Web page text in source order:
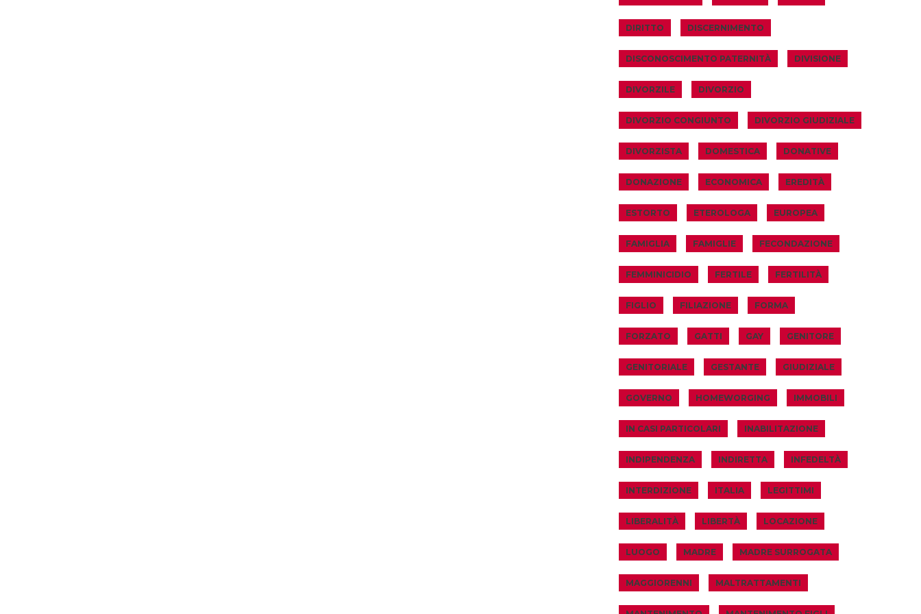
DIRITTO DISCERNIMENTO
DISCONOSCIMENTO PATERNITÀ DIVISIONE
DIVORZILE DIVORZIO
DIVORZIO CONGIUNTO DIVORZIO GIUDIZIALE
DIVORZISTA DOMESTICA DONATIVE
DONAZIONE ECONOMICA EREDITÀ
ESTORTO ETEROLOGA EUROPEA
FAMIGLIA FAMIGLIE FECONDAZIONE
FEMMINICIDIO FERTILE FERTILITÀ
FIGLIO FILIAZIONE FORMA
FORZATO GATTI GAY GENITORE
GENITORIALE GESTANTE GIUDIZIALE
GOVERNO HOMEWORGING IMMOBILI
IN CASI PARTICOLARI INABILITAZIONE
INDIPENDENZA INDIRETTA INFEDELTÀ
INTERDIZIONE ITALIA LEGITTIMI
LIBERALITÀ LIBERTÀ LOCAZIONE
LUOGO MADRE MADRE SURROGATA
MAGGIORENNI MALTRATTAMENTI